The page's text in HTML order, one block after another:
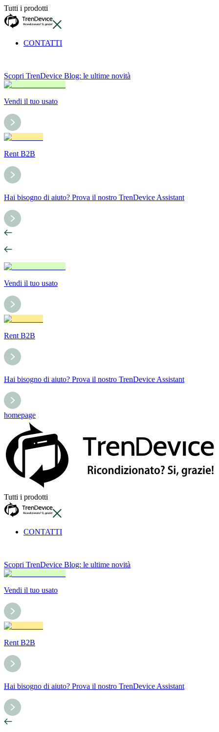
Tutti i prodotti
CONTATTI
Scopri TrenDevice Blog: le ultime novità
Vendi il tuo usato
Rent B2B
Hai bisogno di aiuto? Prova il nostro TrenDevice Assistant
Vendi il tuo usato
Rent B2B
Hai bisogno di aiuto? Prova il nostro TrenDevice Assistant
homepage
Tutti i prodotti
CONTATTI
Scopri TrenDevice Blog: le ultime novità
Vendi il tuo usato
Rent B2B
Hai bisogno di aiuto? Prova il nostro TrenDevice Assistant